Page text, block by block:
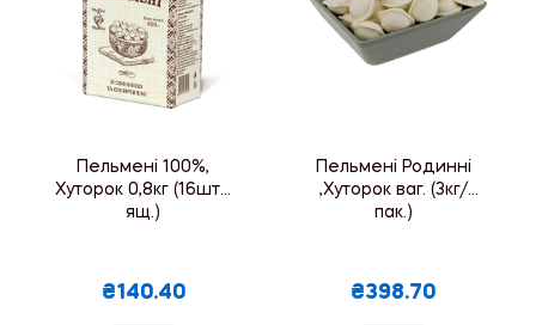
Пельмені 100%,
Хуторок 0,8кг (16шт./
ящ.)
₴140.40
Пельмені Родинні
,Хуторок ваг. (3кг/
пак.)
₴398.70